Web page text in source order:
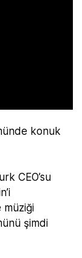
konuk
CEO’su
müziği
şimdi